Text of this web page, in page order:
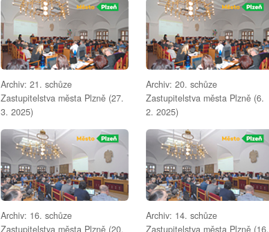
Archiv: 21. schůze
Zastupitelstva města Plzně (27.
3. 2025)
Archiv: 20. schůze
Zastupitelstva města Plzně (6.
2. 2025)
Archiv: 16. schůze
Zastupitelstva města Plzně (20.
Archiv: 14. schůze
Zastupitelstva města Plzně (16.